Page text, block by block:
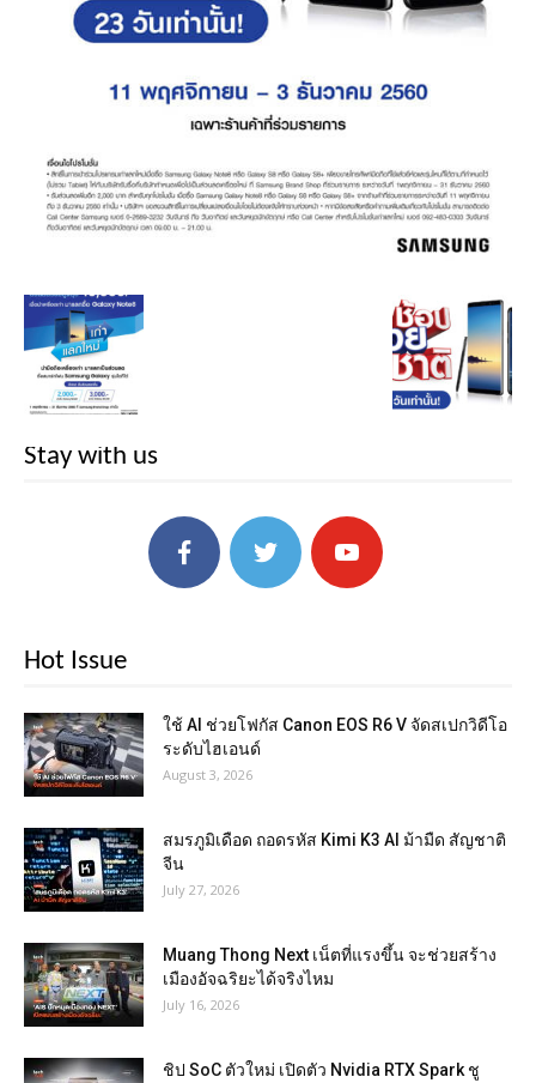
Stay with us
Hot Issue
ใช้ AI ช่วยโฟกัส Canon EOS R6 V จัดสเปกวิดีโอ
ระดับไฮเอนด์
August 3, 2026
สมรภูมิเดือด ถอดรหัส Kimi K3 AI ม้ามืด สัญชาติ
จีน
July 27, 2026
Muang Thong Next เน็ตที่แรงขึ้น จะช่วยสร้าง
เมืองอัจฉริยะได้จริงไหม
July 16, 2026
ชิป SoC ตัวใหม่ เปิดตัว Nvidia RTX Spark ชู